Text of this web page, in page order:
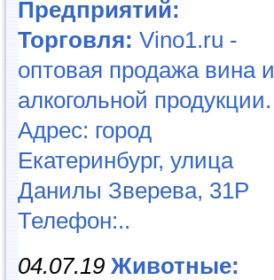
Предприятий:
Торговля: Vino1.ru -
оптовая продажа вина и
алкогольной продукции.
Адрес: город
Екатеринбург, улица
Данилы Зверева, 31Р
Телефон:..
04.07.19 Животные: